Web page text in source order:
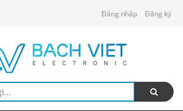
Đăng nhập Đăng ký